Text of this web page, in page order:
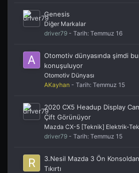
Genesis
Diğer Markalar
driver79 - Tarih: Temmuz 16
Otomotiv dünyasında şimdi
konuşuluyor
Otomotiv Dünyası
AKayhan - Tarih: Temmuz 15
2020 CX5 Headup Display
Çift Görünüyor
Mazda CX-5 [Teknik] Elektrik-
driver79 - Tarih: Temmuz 15
3.Nesil Mazda 3 Ön
Tıkırtı